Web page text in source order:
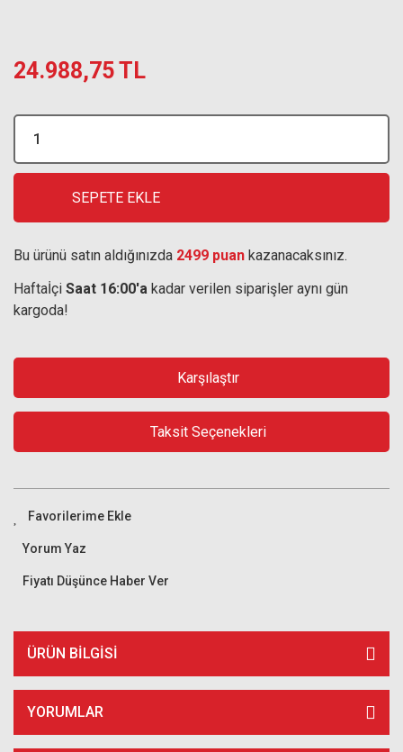
24.988,75 TL
SEPETE EKLE
Bu ürünü satın aldığınızda 2499 puan kazanacaksınız.
Haftaİçi Saat 16:00'a kadar verilen siparişler aynı gün
kargoda!
Karşılaştır
Taksit Seçenekleri
Yorum Yaz
Fiyatı Düşünce Haber Ver
ÜRÜN BILGISI
YORUMLAR